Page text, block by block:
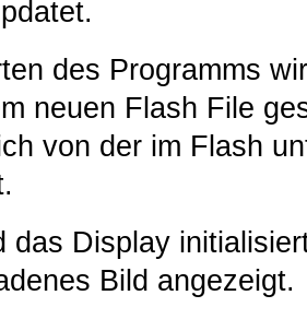
des Programms
neuen Flash File
von der im Flash
das Display
Bild angezeigt.